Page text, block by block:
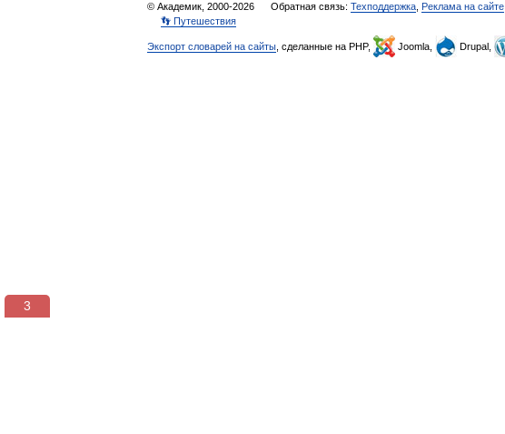
© Академик, 2000-2026 Обратная связь: Техподдержка Реклама на сайте
👣 Путешествия
Экспорт словарей на сайты , сделанные на PHP, Joomla, Drupal,
3